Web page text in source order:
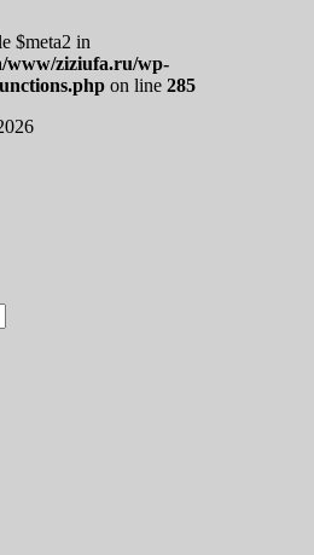
$meta2 in
www/ziziufa.ru/wp-
on line 285